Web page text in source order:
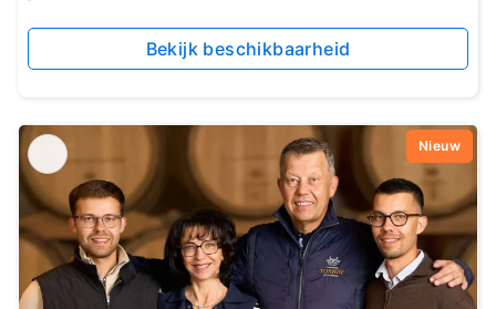
Bekijk beschikbaarheid
Nieuw